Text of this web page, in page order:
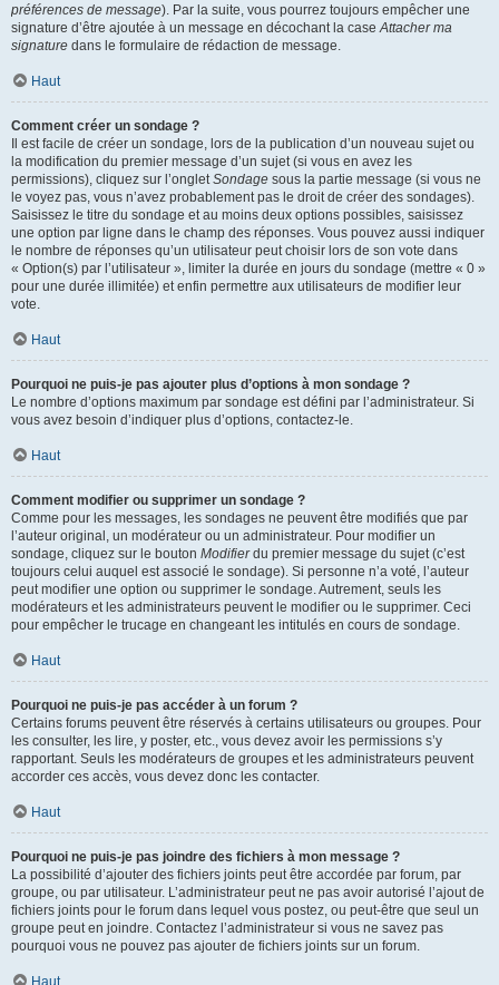
préférences de message). Par la suite, vous pourrez toujours empêcher une
signature d’être ajoutée à un message en décochant la case Attacher ma
signature dans le formulaire de rédaction de message.
Haut
Comment créer un sondage ?
Il est facile de créer un sondage, lors de la publication d’un nouveau sujet ou
la modification du premier message d’un sujet (si vous en avez les
permissions), cliquez sur l’onglet Sondage sous la partie message (si vous ne
le voyez pas, vous n’avez probablement pas le droit de créer des sondages).
Saisissez le titre du sondage et au moins deux options possibles, saisissez
une option par ligne dans le champ des réponses. Vous pouvez aussi indiquer
le nombre de réponses qu’un utilisateur peut choisir lors de son vote dans
« Option(s) par l’utilisateur », limiter la durée en jours du sondage (mettre « 0 »
pour une durée illimitée) et enfin permettre aux utilisateurs de modifier leur
vote.
Haut
Pourquoi ne puis-je pas ajouter plus d’options à mon sondage ?
Le nombre d’options maximum par sondage est défini par l’administrateur. Si
vous avez besoin d’indiquer plus d’options, contactez-le.
Haut
Comment modifier ou supprimer un sondage ?
Comme pour les messages, les sondages ne peuvent être modifiés que par
l’auteur original, un modérateur ou un administrateur. Pour modifier un
sondage, cliquez sur le bouton Modifierdu premier message du sujet (c’est
toujours celui auquel est associé le sondage). Si personne n’a voté, l’auteur
peut modifier une option ou supprimer le sondage. Autrement, seuls les
modérateurs et les administrateurs peuvent le modifier ou le supprimer. Ceci
pour empêcher le trucage en changeant les intitulés en cours de sondage.
Haut
Pourquoi ne puis-je pas accéder à un forum ?
Certains forums peuvent être réservés à certains utilisateurs ou groupes. Pour
les consulter, les lire, y poster, etc., vous devez avoir les permissions s’y
rapportant. Seuls les modérateurs de groupes et les administrateurs peuvent
accorder ces accès, vous devez donc les contacter.
Haut
Pourquoi ne puis-je pas joindre des fichiers à mon message ?
La possibilité d’ajouter des fichiers joints peut être accordée par forum, par
groupe, ou par utilisateur. L’administrateur peut ne pas avoir autorisé l’ajout de
fichiers joints pour le forum dans lequel vous postez, ou peut-être que seul un
groupe peut en joindre. Contactez l’administrateur si vous ne savez pas
pourquoi vous ne pouvez pas ajouter de fichiers joints sur un forum.
Haut